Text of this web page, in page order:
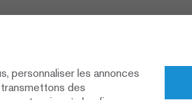
personnaliser les annonces
des